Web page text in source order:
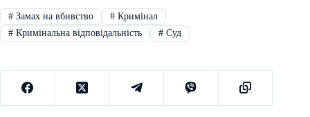
#Замах на вбивство #Кримінал
#Кримінальна відповідальність #Суд